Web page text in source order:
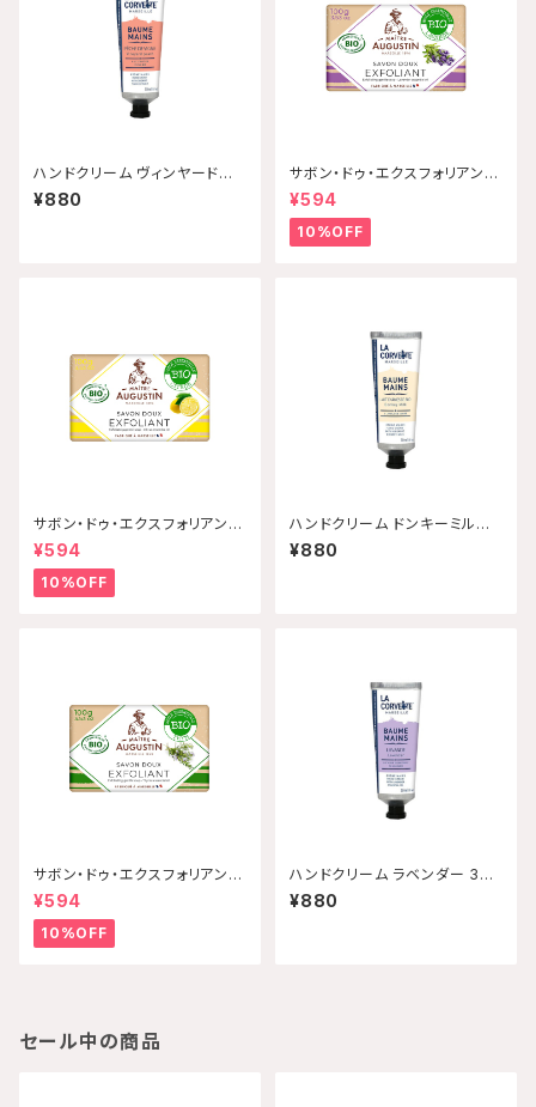
ハンドクリーム ヴィンヤードピ
ーチ 30mL 【配送グループQ】
¥880
サボン・ドゥ・エクスフォリアン
ト・ビオ ラベンダー 100g Mai
tre Augustin 【配送グループ
Q】
¥594
10%OFF
サボン・ドゥ・エクスフォリアン
ト・ビオ シトラス 100g Maitr
e Augustin 【配送グループ
Q】
¥594
10%OFF
ハンドクリーム ドンキーミルク
30mL 【配送グループQ】
¥880
サボン・ドゥ・エクスフォリアン
ト・ビオ タイム 100g Maitre
Augustin 【配送グループQ】
¥594
10%OFF
ハンドクリーム ラベンダー 30
mL 【配送グループQ】
¥880
セール中の商品